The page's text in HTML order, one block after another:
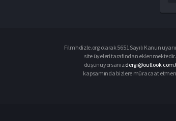
Filmhdizle.org olarak 5651 Sayılı Kanun
site üyeleri tarafından
düşünüyorsanız
kapsamında bizlere müracaat